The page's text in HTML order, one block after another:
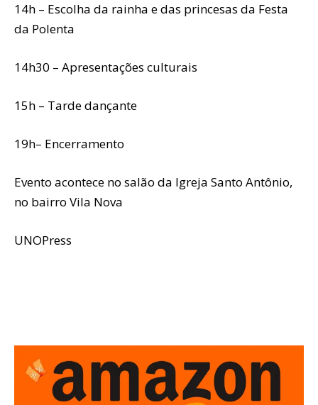
14h – Escolha da rainha e das princesas da Festa
da Polenta
14h30 – Apresentações culturais
15h – Tarde dançante
19h– Encerramento
Evento acontece no salão da Igreja Santo Antônio,
no bairro Vila Nova
UNOPress